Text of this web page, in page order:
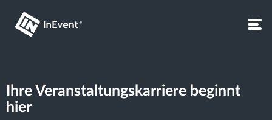
Ihre Veranstaltungskarriere beginnt
hier